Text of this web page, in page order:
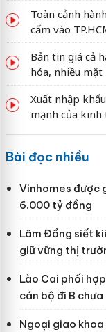
Toàn cảnh
cấm vào
Bản tin giá cả
hóa, nhiều mặt
Xuất nhập
mạnh của kinh
Bài đọc nhiều
Vinhomes được
6.000 tỷ đồng
Lâm Đồng siết
giữ vững thị
Lào Cai phối
cán bộ đi B
Ngoại giao